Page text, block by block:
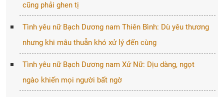
cũng phải ghen tị
Tình yêu nữ Bạch Dương nam Thiên Bình: Dù yêu thương
nhưng khi mâu thuẫn khó xử lý đến cùng
Tình yêu nữ Bạch Dương nam Xử Nữ: Dịu dàng, ngọt
ngào khiến mọi người bất ngờ